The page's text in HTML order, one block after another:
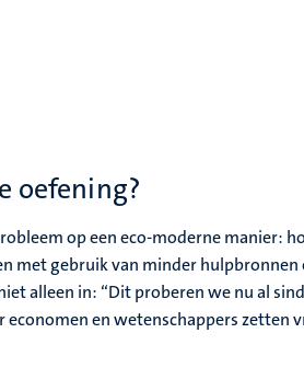
oefening?
op een eco-moderne manier:
met gebruik van minder
alleen in: “Dit proberen we nu al
en wetenschappers zetten